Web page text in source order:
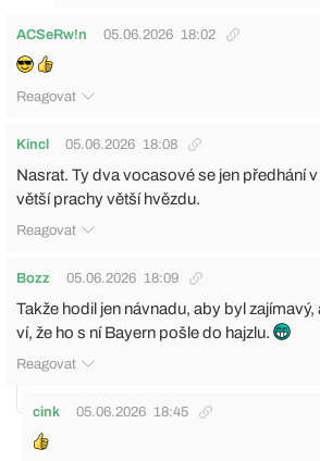
ACSeRw!n 05.06.2026 18:02
Reagovat
Kincl 05.06.2026 18:08
Nasrat. Ty dva vocasové se jen předhání
větší prachy větší hvězdu.
Reagovat
Bozz 05.06.2026 18:09
Takže hodil jen návnadu, aby byl
ví, že ho s ní Bayern pošle do hajzlu.
Reagovat
cink 05.06.2026 18:45